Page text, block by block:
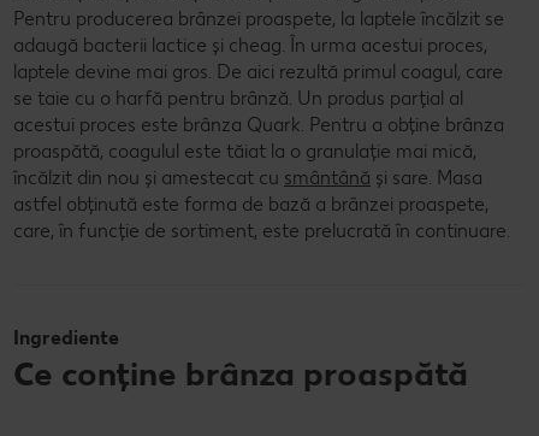
Pentru producerea brânzei proaspete, la laptele încălzit se
adaugă bacterii lactice și cheag. În urma acestui proces,
laptele devine mai gros. De aici rezultă primul coagul, care
se taie cu o harfă pentru brânză. Un produs parțial al
acestui proces este brânza Quark. Pentru a obține brânza
proaspătă, coagulul este tăiat la o granulație mai mică,
încălzit din nou și amestecat cu smântână și sare. Masa
astfel obținută este forma de bază a brânzei proaspete,
care, în funcție de sortiment, este prelucrată în continuare.
Ingrediente
Ce conține brânza proaspătă